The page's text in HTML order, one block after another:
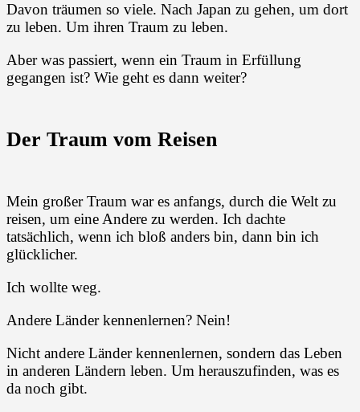
Davon träumen so viele. Nach Japan zu gehen, um dort
zu leben. Um ihren Traum zu leben.
Aber was passiert, wenn ein Traum in Erfüllung
gegangen ist? Wie geht es dann weiter?
Der Traum vom Reisen
Mein großer Traum war es anfangs, durch die Welt zu
reisen, um eine Andere zu werden. Ich dachte
tatsächlich, wenn ich bloß anders bin, dann bin ich
glücklicher.
Ich wollte weg.
Andere Länder kennenlernen? Nein!
Nicht andere Länder kennenlernen, sondern das Leben
in anderen Ländern leben. Um herauszufinden, was es
da noch gibt.